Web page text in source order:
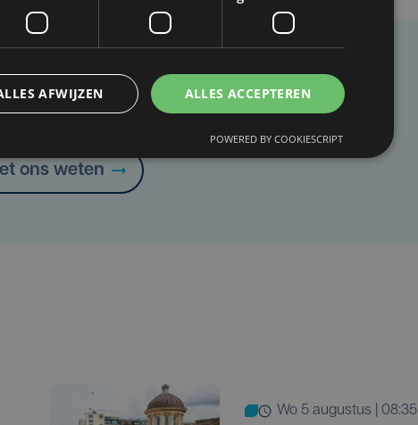
opgemerkt?
opgemerkt in dit artikel?
ons weten
wo 5 augustus | 08:35
ALLES ACCEPTEREN
AFWIJZEN
POWERED BY COOKIESCRIPT